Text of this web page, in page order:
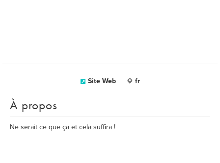
Site Web fr
À propos
Ne serait ce que ça et cela suffira !